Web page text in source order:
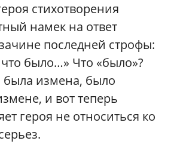
стихотворения
намек на ответ
последней строфы:
было…» Что «было»?
измена, было
и вот теперь
героя не относиться ко